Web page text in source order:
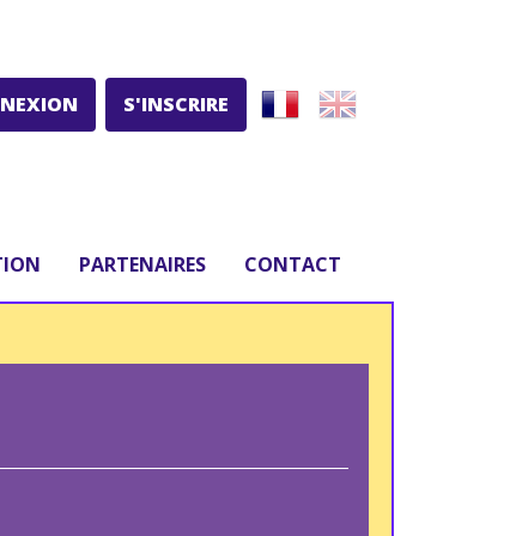
S'INSCRIRE
PARTENAIRES CONTACT